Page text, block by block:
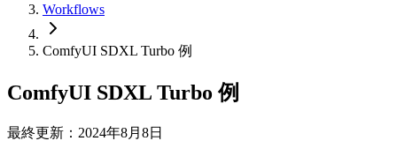
Workflows
ComfyUI SDXL Turbo 例
ComfyUI SDXL Turbo 例
最終更新：2024年8月8日